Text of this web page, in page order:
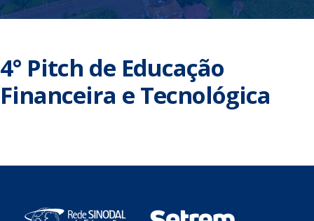
4° Pitch de Educação
Financeira e Tecnológica